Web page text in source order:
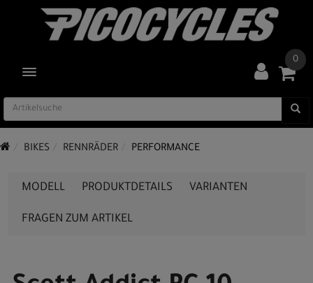
TOGGLE NAVIGATION
0
BIKES RENNRÄDER PERFORMANCE
MODELL PRODUKTDETAILS VARIANTEN
FRAGEN ZUM ARTIKEL